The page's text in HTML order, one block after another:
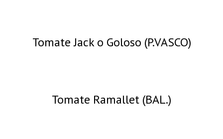
Tomate Jack o Goloso (P.VASCO)
Tomate Ramallet (BAL.)